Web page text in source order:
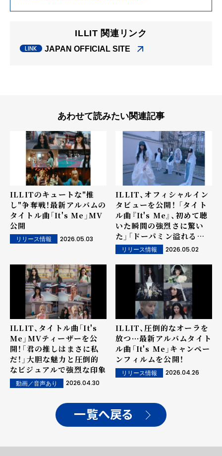
ILLIT 関連リンク
JAPAN OFFICIAL SITE
あわせて読みたい関連記事
ILLITのキュートな"推
し"争奪戦！最新アルバムの
タイトル曲「It's Me」MV
公開
リリース情報 2026.05.03
ILLIT、オフィシャルイン
タビューを公開！ 「タイト
ル曲『It's Me』、初めて聴
いた瞬間の強烈さに驚い
た」「ドーパミン溢れるス
テージに期待してほしい」
リリース情報 2026.05.02
ILLIT、タイトル曲「It's
Me」MVティーザーを公
開！「君の推しはまさに私
だ！」大胆な魅力と圧倒的
なビジュアルで強烈な印象
動画／音声あり 2026.04.30
ILLIT、圧倒的なオーラを
放つ···最新アルバムタイト
ル曲「It's Me」キャンペー
ンフィルムを公開！
リリース情報 2026.04.26
一覧へ戻る